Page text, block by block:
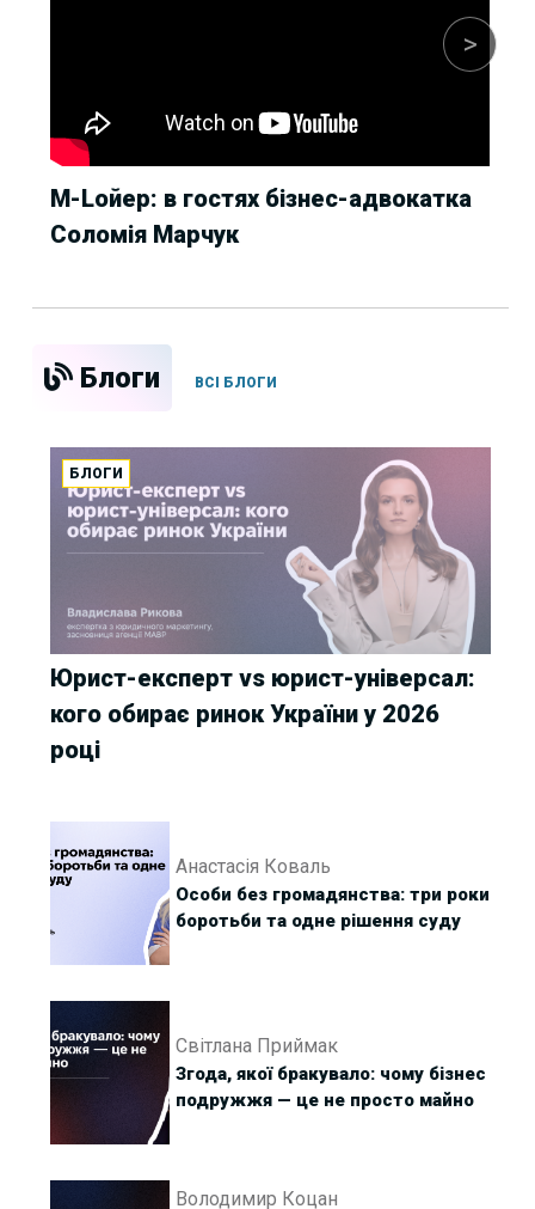
М-Lойер: в гостях бізнес-адвокатка
Соломія Марчук
>
Блоги ВСІ БЛОГИ
БЛОГИ
Юрист-експерт vs юрист-універсал:
кого обирає ринок України у 2026
році
Анастасія Коваль
Особи без громадянства: три роки
боротьби та одне рішення суду
Світлана Приймак
Згода, якої бракувало: чому бізнес
подружжя — це не просто майно
Володимир Коцан